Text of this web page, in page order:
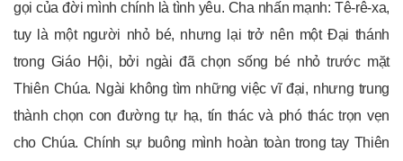
gọi của đời mình chính là tình yêu. Cha nhấn mạnh: Tê-rê-xa,
tuy là một người nhỏ bé, nhưng lại trở nên một Đại thánh
trong Giáo Hội, bởi ngài đã chọn sống bé nhỏ trước mặt
Thiên Chúa. Ngài không tìm những việc vĩ đại, nhưng trung
thành chọn con đường tự hạ, tín thác và phó thác trọn vẹn
cho Chúa. Chính sự buông mình hoàn toàn trong tay Thiên